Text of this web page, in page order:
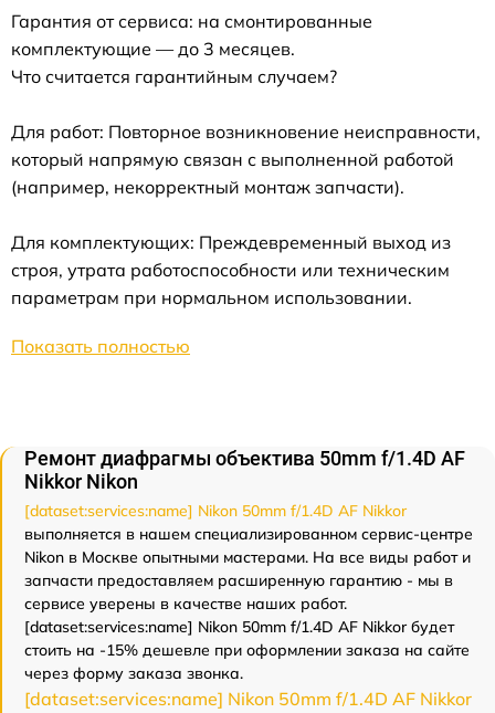
Гарантия от сервиса: на смонтированные
комплектующие — до 3 месяцев.
Что считается гарантийным случаем?
Для работ: Повторное возникновение неисправности,
который напрямую связан с выполненной работой
(например, некорректный монтаж запчасти).
Для комплектующих: Преждевременный выход из
строя, утрата работоспособности или техническим
параметрам при нормальном использовании.
Показать полностью
Ремонт диафрагмы объектива 50mm f/1.4D AF
Nikkor Nikon
[dataset:services:name] Nikon 50mm f/1.4D AF Nikkor
выполняется в нашем специализированном сервис-центре
Nikon в Москве опытными мастерами. На все виды работ и
запчасти предоставляем расширенную гарантию - мы в
сервисе уверены в качестве наших работ.
[dataset:services:name] Nikon 50mm f/1.4D AF Nikkor будет
стоить на -15% дешевле при оформлении заказа на сайте
через форму заказа звонка.
[dataset:services:name] Nikon 50mm f/1.4D AF Nikkor